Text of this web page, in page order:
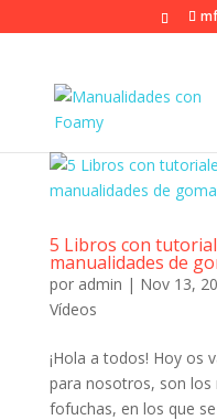
5 Libros con
manualidades de
por admin | Nov 13,
Vídeos
¡Hola a todos! Hoy os
para nosotros, son los
fofuchas, en los que